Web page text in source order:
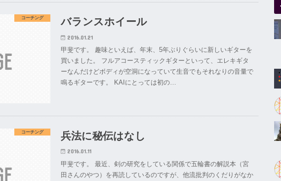
コーチング バランスホイール
2016.01.21
甲斐です。 趣味といえば、年末、5年ぶりぐらいに新しいギターを
買いました。 フルアコースティックギターといって、エレキギタ
ーなんだけどボディが空洞になっていて生音でもそれなりの音量で
鳴るギターです。 KAIにとっては初の…
コーチング 兵法に秘伝はなし
2016.01.11
甲斐です。 最近、剣の研究をしている関係で五輪書の解説本（宮
田さんのやつ）を再読しているのですが、他流批判のくだりがなか